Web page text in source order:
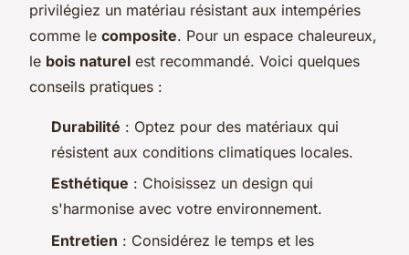
privilégiez un matériau résistant aux intempéries
comme le composite. Pour un espace chaleureux,
le bois naturel est recommandé. Voici quelques
conseils pratiques :
Durabilité : Optez pour des matériaux qui
résistent aux conditions climatiques locales.
Esthétique : Choisissez un design qui
s'harmonise avec votre environnement.
Entretien : Considérez le temps et les